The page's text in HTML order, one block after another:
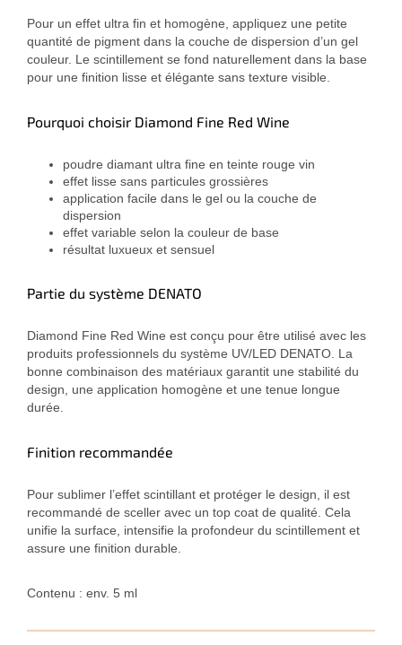
Pour un effet ultra fin et homogène, appliquez une petite
quantité de pigment dans la couche de dispersion d’un gel
couleur. Le scintillement se fond naturellement dans la base
pour une finition lisse et élégante sans texture visible.
Pourquoi choisir Diamond Fine Red Wine
poudre diamant ultra fine en teinte rouge vin
effet lisse sans particules grossières
application facile dans le gel ou la couche de
dispersion
effet variable selon la couleur de base
résultat luxueux et sensuel
Partie du système DENATO
Diamond Fine Red Wine est conçu pour être utilisé avec les
produits professionnels du système UV/LED DENATO. La
bonne combinaison des matériaux garantit une stabilité du
design, une application homogène et une tenue longue
durée.
Finition recommandée
Pour sublimer l’effet scintillant et protéger le design, il est
recommandé de sceller avec un top coat de qualité. Cela
unifie la surface, intensifie la profondeur du scintillement et
assure une finition durable.
Contenu : env. 5 ml